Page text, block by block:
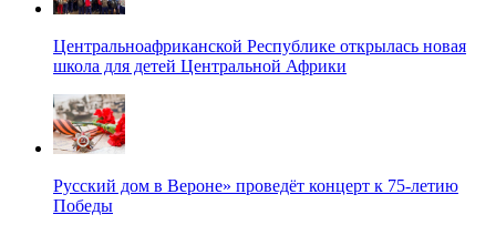
Центральноафриканской Республике открылась новая
школа для детей Центральной Африки
Русский дом в Вероне» проведёт концерт к 75-летию
Победы